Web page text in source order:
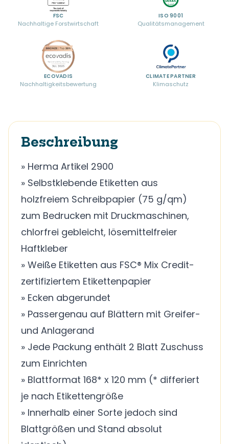
FSC
Nachhaltige Forstwirtschaft
ISO 9001
Qualitätsmanagement
ECOVADIS
Nachhaltigkeitsbewertung
CLIMATE PARTNER
Klimaschutz
Beschreibung
» Herma Artikel 2900
» Selbstklebende Etiketten aus
holzfreiem Schreibpapier (75 g/qm)
zum Bedrucken mit Druckmaschinen,
chlorfrei gebleicht, lösemittelfreier
Haftkleber
» Weiße Etiketten aus FSC® Mix Credit-
zertifiziertem Etikettenpapier
» Ecken abgerundet
» Passergenau auf Blättern mit Greifer-
und Anlagerand
» Jede Packung enthält 2 Blatt Zuschuss
zum Einrichten
» Blattformat 168* x 120 mm (* differiert
je nach Etikettengröße
» Innerhalb einer Sorte jedoch sind
Blattgrößen und Stand absolut